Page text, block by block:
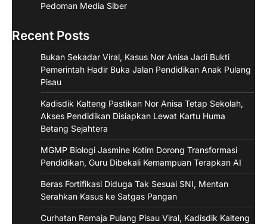
Pedoman Media Siber
Recent Posts
Bukan Sekadar Viral, Kasus Nor Anisa Jadi Bukti
Pemerintah Hadir Buka Jalan Pendidikan Anak Pulang
Pisau
Kadisdik Kalteng Pastikan Nor Anisa Tetap Sekolah,
Akses Pendidikan Disiapkan Lewat Kartu Huma
Betang Sejahtera
MGMP Biologi Jasmine Kotim Dorong Transformasi
Pendidikan, Guru Dibekali Kemampuan Terapkan AI
Beras Fortifikasi Diduga Tak Sesuai SNI, Mentan
Serahkan Kasus ke Satgas Pangan
Curhatan Remaja Pulang Pisau Viral, Kadisdik Kalteng